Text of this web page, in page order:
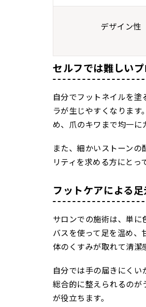
デザイン性
セルフでは難しい
自分でフットネイルを
ラが生じやすくなりま
め、爪のキワまで均一に
また、細かいストーン
リティを求める方にとっ
フットケアによる
サロンでの施術は、単
バスを使って足を温め
体のくすみが取れて清潔
自分では手の届きにく
総合的に整えられるのが
が役立ちます。